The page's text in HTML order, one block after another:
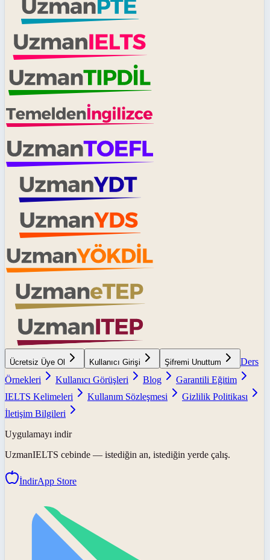
Ücretsiz Üye Ol Kullanıcı Girişi Şifremi Unuttum
Ders
Örnekleri
Kullanıcı Görüşleri Blog
Garantili Eğitim
IELTS Kelimeleri
Kullanım Sözleşmesi
Gizlilik Politikası
İletişim Bilgileri
Uygulamayı indir
UzmanIELTS cebinde — istediğin an, istediğin yerde çalış.
İndirApp Store